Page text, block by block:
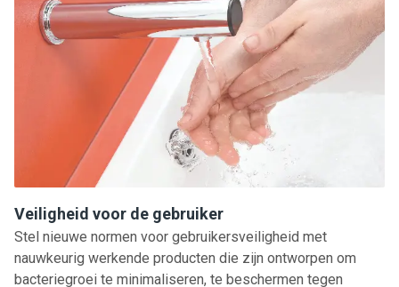
Veiligheid voor de gebruiker
Stel nieuwe normen voor gebruikersveiligheid met
nauwkeurig werkende producten die zijn ontworpen om
bacteriegroei te minimaliseren, te beschermen tegen